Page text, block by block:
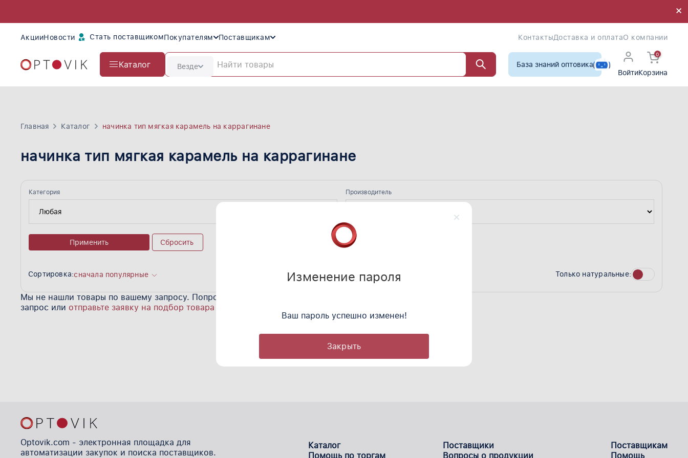
×
×
АкцииНовости Стать поставщикомПокупателям Поставщикам КонтактыДоставка и оплатаО компании
Каталог Везде
База знаний оптовика
Войти
0
Корзина
Главная Каталог начинка тип мягкая карамель на каррагинане
начинка тип мягкая карамель на каррагинане
Категория Производитель
Применить Сбросить
Сортировка:сначала популярные Только натуральные:
Мы не нашли товары по вашему запросу. Попробуйте изменить
запрос или отправьте заявку на подбор товара
Изменение пароля
Ваш пароль успешно изменен!
Закрыть
Optovik.com - электронная площадка для
автоматизации закупок и поиска поставщиков.
Каталог
Помощь по торгам
Поставщики
Вопросы о продукции
Поставщикам
Помощь